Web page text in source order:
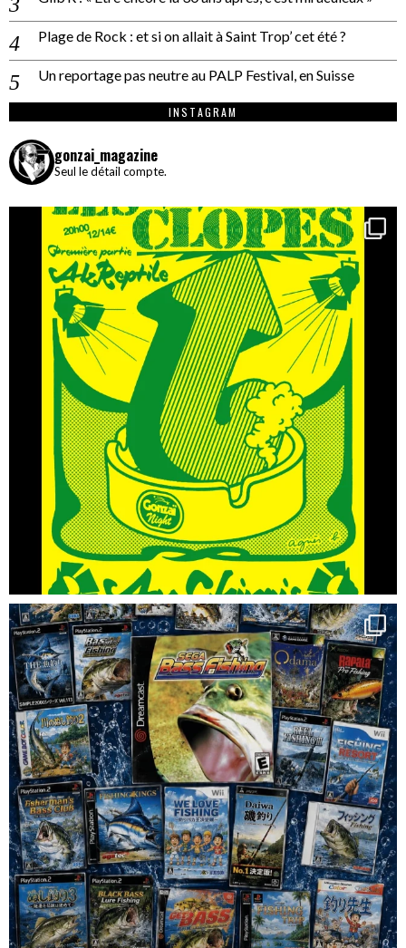
Plage de Rock : et si on allait à Saint Trop’ cet été ?
Un reportage pas neutre au PALP Festival, en Suisse
INSTAGRAM
gonzai_magazine
Seul le détail compte.